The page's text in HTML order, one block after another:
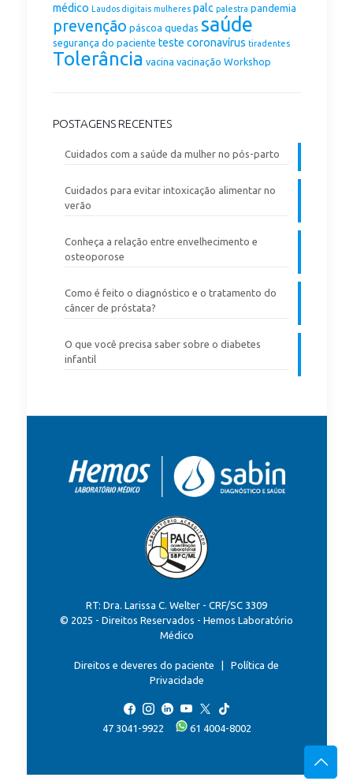
médico Laudos digitais mulheres palc palestra pandemia
prevenção páscoa quedas saúde
segurança do paciente teste coronavírus tiradentes
Tolerância vacina vacinação Workshop
POSTAGENS RECENTES
Cuidados com a saúde da mulher no pós-parto
Cuidados para evitar intoxicação alimentar no
verão
Conheça a relação entre envelhecimento e
osteoporose
Como é feito o diagnóstico e o tratamento do
câncer de próstata?
O que você precisa saber sobre o diabetes
infantil
RT: Dra. Larissa C. Welter - CRF/SC 3309
© 2025 - Direitos Reservados - Hemos Laboratório
Médico
Direitos e deveres do paciente
Política de
Privacidade
47 3041-9922 61 4004-8002